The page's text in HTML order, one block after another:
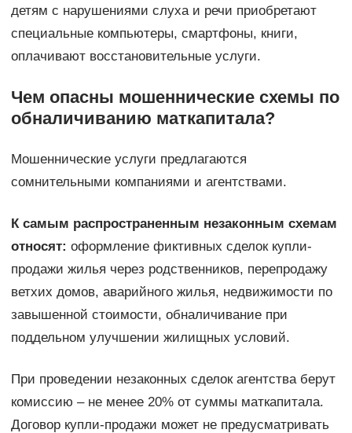
детям с нарушениями слуха и речи приобретают
специальные компьютеры, смартфоны, книги,
оплачивают восстановительные услуги.
Чем опасны мошеннические схемы по
обналичиванию маткапитала?
Мошеннические услуги предлагаются
сомнительными компаниями и агентствами.
К самым распространенным незаконным схемам
относят: оформление фиктивных сделок купли-
продажи жилья через родственников, перепродажу
ветхих домов, аварийного жилья, недвижимости по
завышенной стоимости, обналичивание при
поддельном улучшении жилищных условий.
При проведении незаконных сделок агентства берут
комиссию – не менее 20% от суммы маткапитала.
Договор купли-продажи может не предусматривать